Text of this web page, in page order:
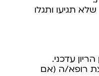
תגיעו ותגלו
הריון עדכני.
רופא/ה (אם